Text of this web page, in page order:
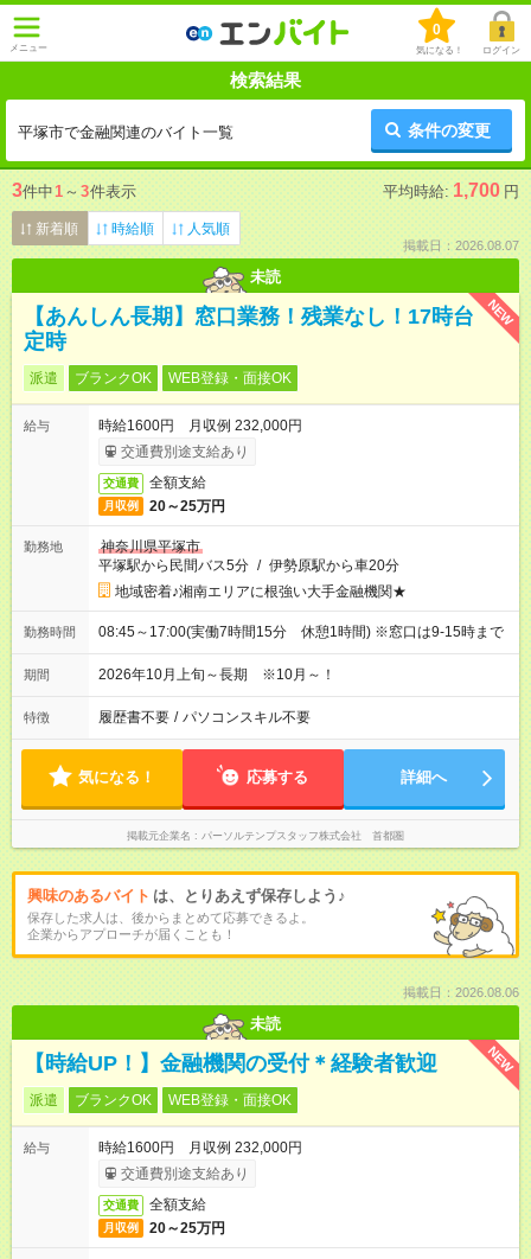
メニュー
0
気になる！ ログイン
検索結果
平塚市で金融関連のバイト一覧 条件の変更
3件中1 ～ 3件表示 平均時給: 1,700 円
新着順 時給順 人気順
掲載日：2026.08.07
未読
NEW
【あんしん長期】窓口業務！残業なし！17時台
定時
派遣 ブランクOK WEB登録・面接OK
給与
時給1600円 月収例 232,000円
交通費別途支給あり
交通費 全額支給
月収例 20～25万円
勤務地
神奈川県平塚市
平塚駅から民間バス5分 / 伊勢原駅から車20分
地域密着♪湘南エリアに根強い大手金融機関★
勤務時間 08:45～17:00(実働7時間15分 休憩1時間) ※窓口は9-15時まで
期間 2026年10月上旬～長期 ※10月～！
特徴 履歴書不要 / パソコンスキル不要
気になる！ 応募する 詳細へ
掲載元企業名 パーソルテンプスタッフ株式会社 首都圏
興味のあるバイト は、とりあえず保存しよう♪
保存した求人は、後からまとめて応募できるよ。
企業からアプローチが届くことも！
掲載日：2026.08.06
未読
NEW
【時給UP！】金融機関の受付＊経験者歓迎
派遣 ブランクOK WEB登録・面接OK
給与
時給1600円 月収例 232,000円
交通費別途支給あり
交通費 全額支給
月収例 20～25万円